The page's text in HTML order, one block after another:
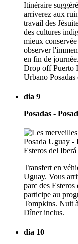
Itinéraire
arriverez aux
travail des
des cultures
mieux
observer
en fin de
Drop off Puerto
Urbano Posadas
dia 9
Posadas -
Transfert en
Uguay. Vous
parc des Esteros
participe au
Tompkins. Nuit
Dîner inclus.
dia 10